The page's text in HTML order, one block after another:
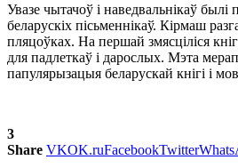
Увазе чытачоў і наведвальнікаў
беларускіх пісьменнікаў. Кірмаш
пляцоўках. На першай змясціліся
для падлеткаў і дарослых. Мэта
папулярызацыя беларускай кнігі і
3
Share VKOK.ruFacebookTwitter